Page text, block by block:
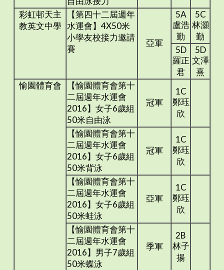
彩虹邨天主
教英文中學
【第四十二屆週年
水運會】4X50米
小學友校接力邀請
賽
亞軍
5A
盧浩
勤
5C
林灝
勤
5D
羅正
君
5D
文澤
熹
愉園體育會
【愉園體育會第十
二屆週年水運會
2016】女子6歲組
50米自由泳
冠軍
1C
鄭珏
欣
【愉園體育會第十
二屆週年水運會
2016】女子6歲組
50米背泳
冠軍
1C
鄭珏
欣
【愉園體育會第十
二屆週年水運會
2016】女子6歲組
50米蛙泳
亞軍
1C
鄭珏
欣
【愉園體育會第十
二屆週年水運會
2016】男子7歲組
50米蝶泳
季軍
2B
林子
揚